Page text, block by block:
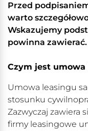
Przed
warto
Wskazujemy
powinna zawierać.
Czym jest umowa
Umowa leasingu
stosunku
Zazwyczaj zawiera
firmy leasingowe